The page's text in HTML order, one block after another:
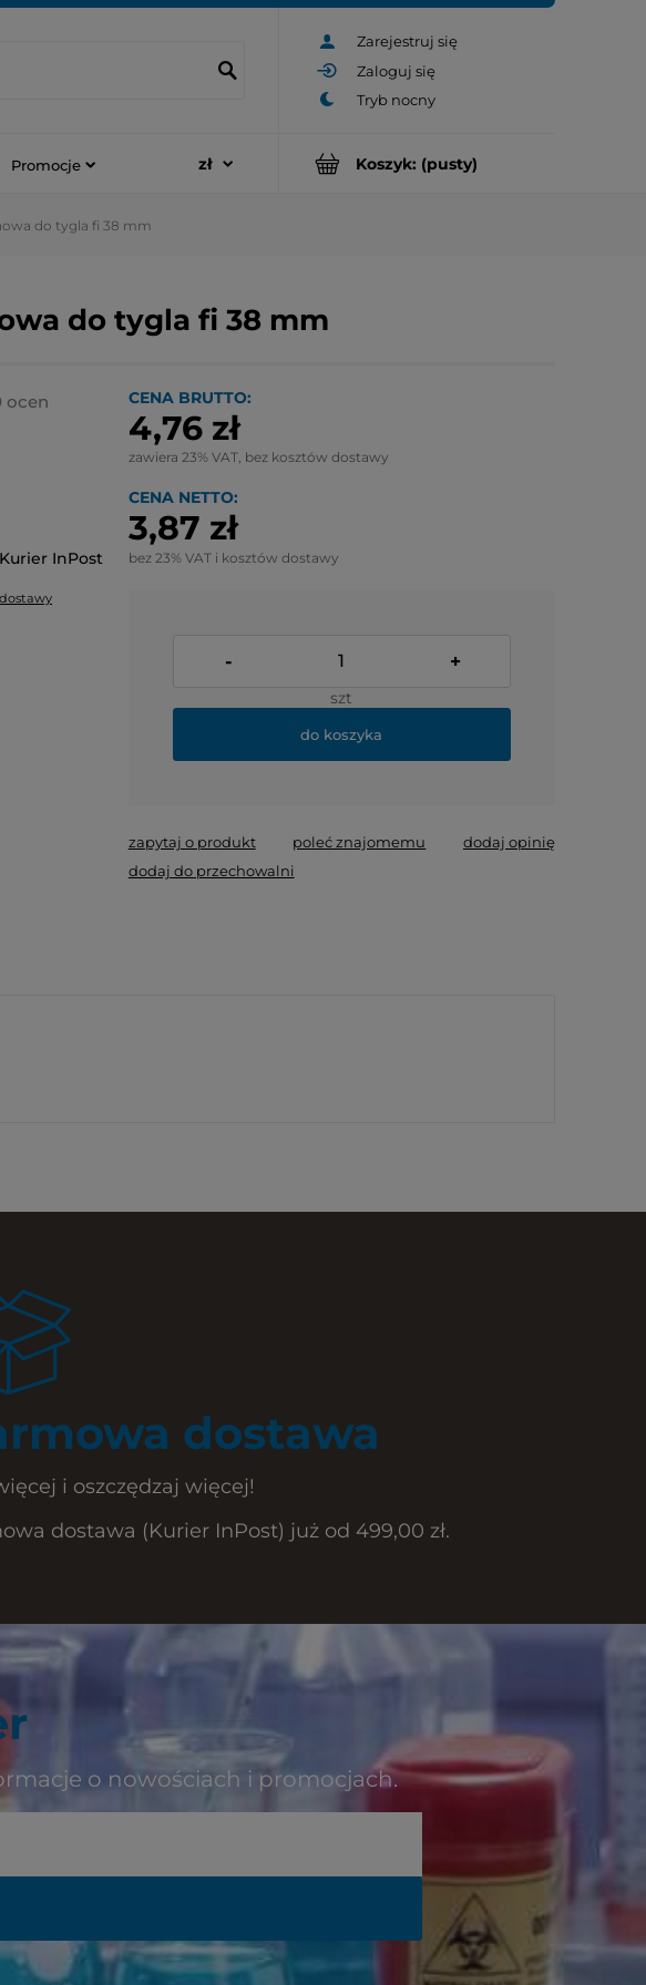
Zarejestruj się
Zaloguj się
Koszyk: (pusty)
Promocje
do tygla fi 38 mm
do tygla fi 38 mm
ocen
InPost
CENA BRUTTO:
4,76 zł
zawiera 23% VAT, bez kosztów dostawy
CENA NETTO:
3,87 zł
bez 23% VAT i kosztów dostawy
- +
szt
do koszyka
zapytaj o produkt poleć znajomemu
dodaj opinię
dodaj do przechowalni
dostawa
i oszczędzaj więcej!
dostawa (Kurier InPost) już od 499,00 zł.
o nowościach i promocjach.